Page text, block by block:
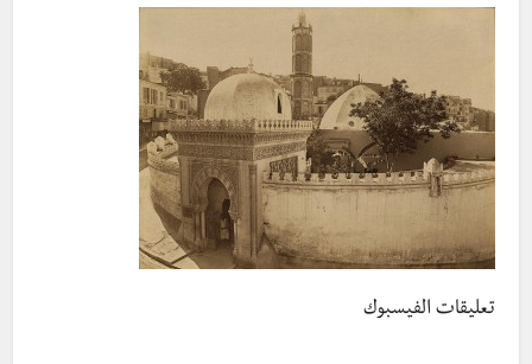
تعليقات الفيسبوك